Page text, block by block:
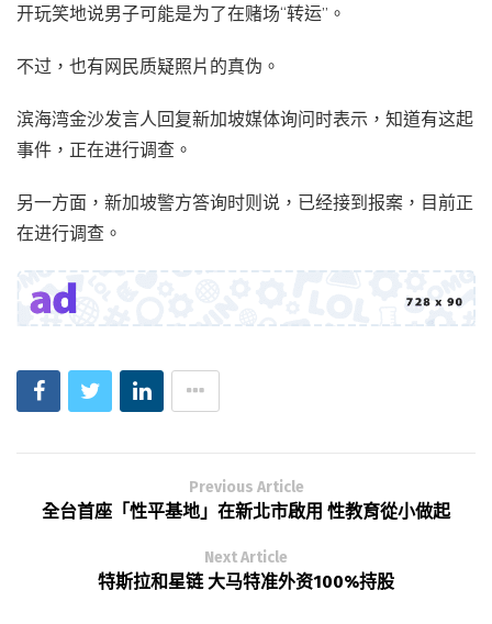
开玩笑地说男子可能是为了在赌场“转运”。
不过，也有网民质疑照片的真伪。
滨海湾金沙发言人回复新加坡媒体询问时表示，知道有这起
事件，正在进行调查。
另一方面，新加坡警方答询时则说，已经接到报案，目前正
在进行调查。
Previous Article
全台首座「性平基地」在新北市啟用 性教育從小做起
Next Article
特斯拉和星链 大马特准外资100%持股